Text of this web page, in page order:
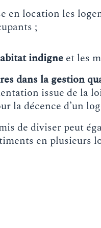
en location les
;
indigne et les
dans la gestion
issue de la
la décence d’un
de diviser peut
en plusieurs